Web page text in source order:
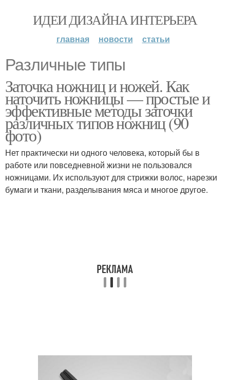
ИДЕИ ДИЗАЙНА ИНТЕРЬЕРА
главная новости статьи
Различные типы
Заточка ножниц и ножей. Как
наточить ножницы — простые и
эффективные методы заточки
различных типов ножниц (90
фото)
Нет практически ни одного человека, который бы в
работе или повседневной жизни не пользовался
ножницами. Их используют для стрижки волос, нарезки
бумаги и ткани, разделывания мяса и многое другое.